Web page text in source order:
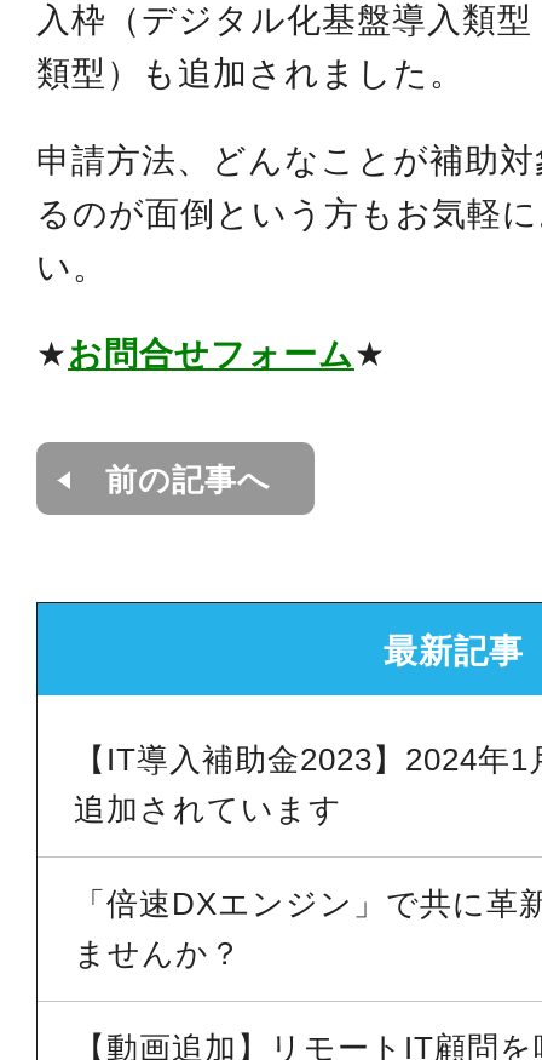
入枠（デジタル化基盤導入類
類型）も追加されました。
申請方法、どんなことが補助
るのが面倒という方もお気軽
い。
★お問合せフォーム★
前の記事へ
最新記事
【IT導入補助金2023】2024年
追加されています
「倍速DXエンジン」で共に革
ませんか？
【動画追加】リモートIT顧問